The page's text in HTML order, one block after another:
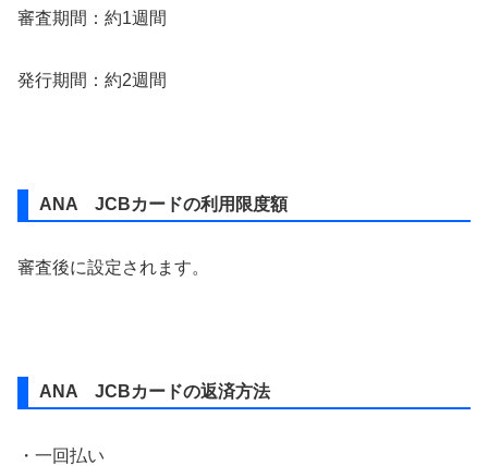
審査期間：約1週間
発行期間：約2週間
ANA JCBカードの利用限度額
審査後に設定されます。
ANA JCBカードの返済方法
・一回払い